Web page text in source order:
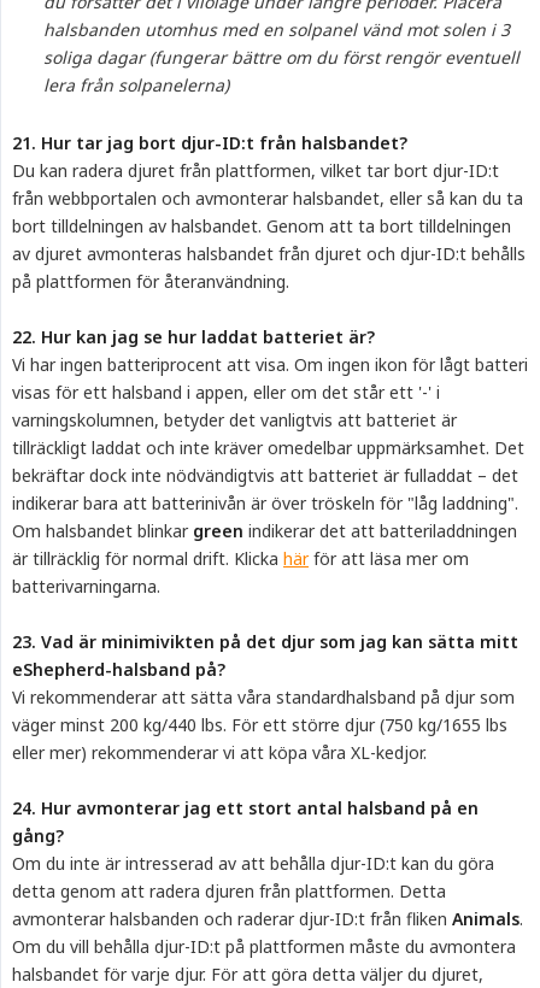
halsbanden utomhus med en solpanel vänd mot solen i 3
soliga dagar (fungerar bättre om du först rengör eventuell
lera från solpanelerna)
21. Hur tar jag bort djur-ID:t från halsbandet?
Du kan radera djuret från plattformen, vilket tar bort djur-ID:t
från webbportalen och avmonterar halsbandet, eller så kan du ta
bort tilldelningen av halsbandet. Genom att ta bort tilldelningen
av djuret avmonteras halsbandet från djuret och djur-ID:t behålls
på plattformen för återanvändning.
22. Hur kan jag se hur laddat batteriet är?
Vi har ingen batteriprocent att visa. Om ingen ikon för lågt batteri
visas för ett halsband i appen, eller om det står ett '-' i
varningskolumnen, betyder det vanligtvis att batteriet är
tillräckligt laddat och inte kräver omedelbar uppmärksamhet. Det
bekräftar dock inte nödvändigtvis att batteriet är fulladdat – det
indikerar bara att batterinivån är över tröskeln för "låg laddning".
Om halsbandet blinkar green indikerar det att batteriladdningen
är tillräcklig för normal drift. Klicka härför att läsa mer om
batterivarningarna.
23. Vad är minimivikten på det djur som jag kan sätta mitt
eShepherd-halsband på?
Vi rekommenderar att sätta våra standardhalsband på djur som
väger minst 200 kg/440 lbs. För ett större djur (750 kg/1655 lbs
eller mer) rekommenderar vi att köpa våra XL-kedjor.
24. Hur avmonterar jag ett stort antal halsband på en
gång?
Om du inte är intresserad av att behålla djur-ID:t kan du göra
detta genom att radera djuren från plattformen. Detta
avmonterar halsbanden och raderar djur-ID:t från fliken Animals.
Om du vill behålla djur-ID:t på plattformen måste du avmontera
halsbandet för varje djur. För att göra detta väljer du djuret,